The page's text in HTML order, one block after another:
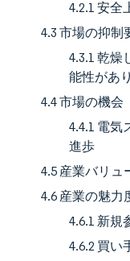
4.2.1 安全
4.3 市場の抑制
4.3.1 乾燥
能性があ
4.4 市場の機会
4.4.1 電気
進歩
4.5 産業バリュ
4.6 産業の魅力
4.6.1 新規
4.6.2 買い